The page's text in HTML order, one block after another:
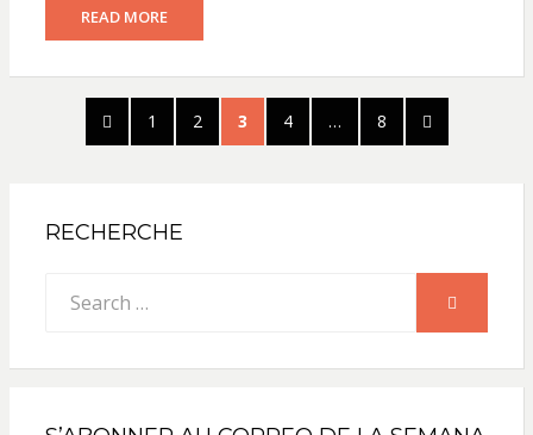
READ MORE
Pagination
PREVIOUS
PAGE
PAGE
1 PAGE
2 PAGE
3 PAGE
4 … PAGE
8
NEXT
PAGE
RECHERCHE
for:
SEARCH